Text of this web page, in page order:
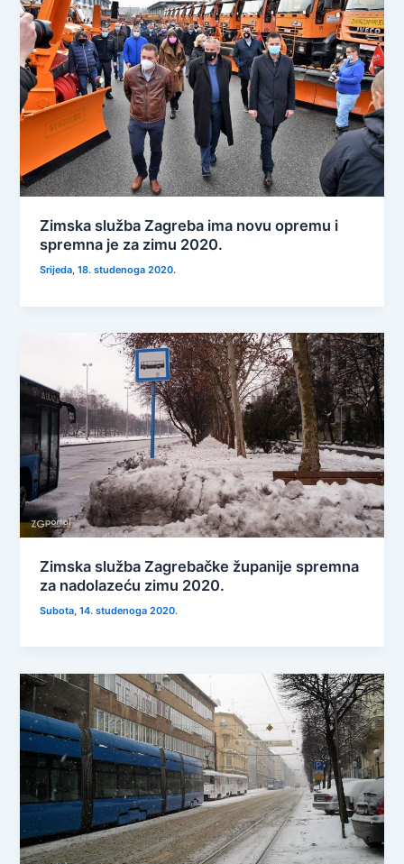
Zimska služba Zagreba ima novu opremu i
spremna je za zimu 2020.
Srijeda, 18. studenoga 2020.
Zimska služba Zagrebačke županije spremna
za nadolazeću zimu 2020.
Subota, 14. studenoga 2020.